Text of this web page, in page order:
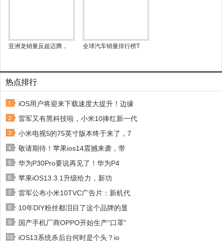
亚洲龙销量反超迈腾， 全球汽车销量排行榜T
热点排行
iOS用户将迎来下载速度大提升！边缘
雷军又有黑科技啦，小米10捧红新一代
小米电视5的75英寸版本终于来了，7
敬请期待！苹果ios14震撼来袭，带
华为P30Pro要说再见了！华为P4
苹果iOS13.3.1升级给力，新功
雷军公布小米10TVC广告片：新机代
10年DIY粉丝都泪目了这个品牌的显
国产手机厂商OPPO开始生产“口罩”
iOS13系统杀后台何时是个头？io